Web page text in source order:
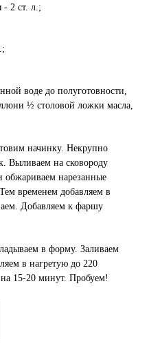
- 2 ст. л.;
воде до полуготовности,
½ столовой ложки масла,
начинку. Некрупно
Выливаем на сковороду
обжариваем нарезанные
временем добавляем в
Добавляем к фаршу
в форму. Заливаем
в нагретую до 220
на 15-20 минут. Пробуем!